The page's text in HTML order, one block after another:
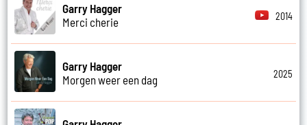
Garry Hagger
Merci cherie
2014
Garry Hagger
Morgen weer een dag
2025